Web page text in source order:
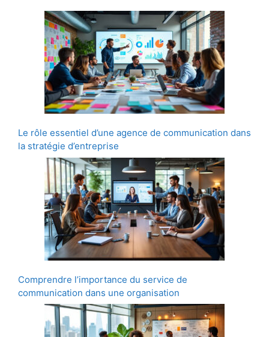
Le rôle essentiel d’une agence de communication dans
la stratégie d’entreprise
Comprendre l’importance du service de
communication dans une organisation